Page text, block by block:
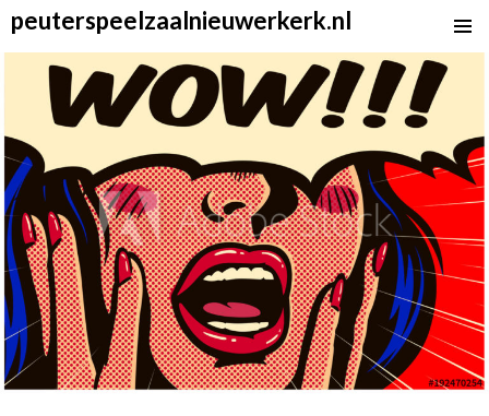
peuterspeelzaalnieuwerkerk.nl
CONTENT